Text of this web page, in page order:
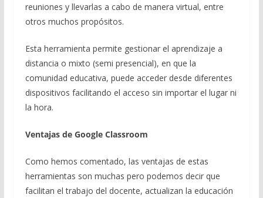
reuniones y llevarlas a cabo de manera virtual, entre
otros muchos propósitos.
Esta herramienta permite gestionar el aprendizaje a
distancia o mixto (semi presencial), en que la
comunidad educativa, puede acceder desde diferentes
dispositivos facilitando el acceso sin importar el lugar ni
la hora.
Ventajas de Google Classroom
Como hemos comentado, las ventajas de estas
herramientas son muchas pero podemos decir que
facilitan el trabajo del docente, actualizan la educación